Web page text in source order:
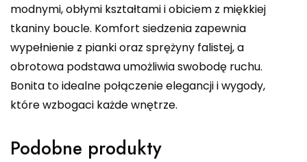
modnymi, obłymi kształtami i obiciem z miękkiej
tkaniny boucle. Komfort siedzenia zapewnia
wypełnienie z pianki oraz sprężyny falistej, a
obrotowa podstawa umożliwia swobodę ruchu.
Bonita to idealne połączenie elegancji i wygody,
które wzbogaci każde wnętrze.
Podobne produkty